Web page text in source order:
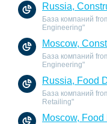
Russia,
База компаний
Engineering"
Moscow,
База компаний
Engineering"
Russia, Food
База компаний
Retailing"
Moscow,